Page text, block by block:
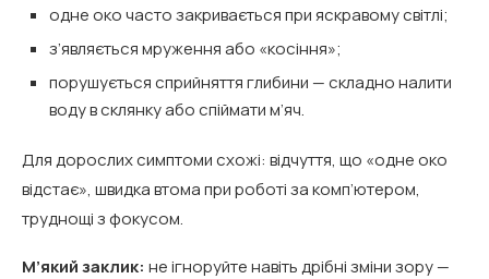
одне око часто закривається при яскравому світлі;
з’являється мруження або «косіння»;
порушується сприйняття глибини — складно налити
воду в склянку або спіймати м’яч.
Для дорослих симптоми схожі: відчуття, що «одне око
відстає», швидка втома при роботі за комп’ютером,
труднощі з фокусом.
М’який заклик: не ігноруйте навіть дрібні зміни зору —